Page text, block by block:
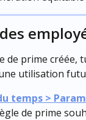
de prime
utilisation
temps >
de prime